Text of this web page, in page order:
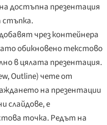
достъпна презентация
стъпка.
чрез контейнера
обикновено текстово
в цялата презентация.
Outline) чете от
на презентации
слайдове, е
точка. Редът на